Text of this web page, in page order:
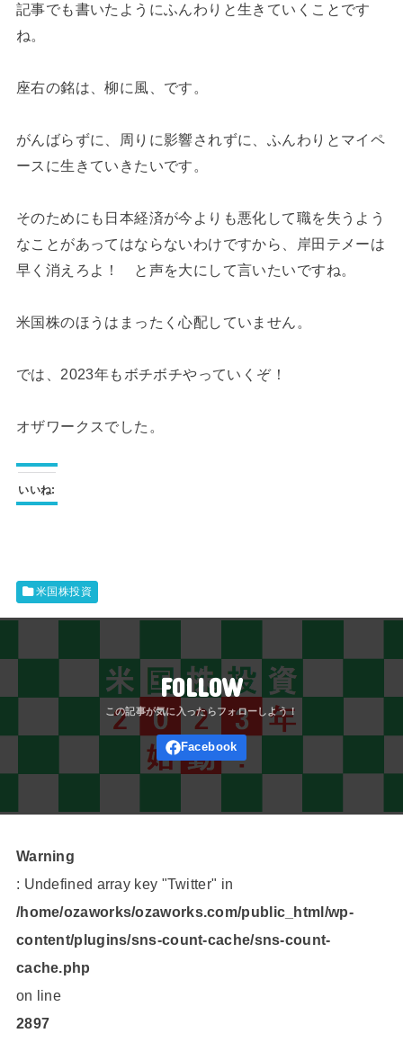
記事でも書いたようにふんわりと生きていくことです
ね。
座右の銘は、柳に風、です。
がんばらずに、周りに影響されずに、ふんわりとマイペ
ースに生きていきたいです。
そのためにも日本経済が今よりも悪化して職を失うよう
なことがあってはならないわけですから、岸田テメーは
早く消えろよ！ と声を大にして言いたいですね。
米国株のほうはまったく心配していません。
では、2023年もボチボチやっていくぞ！
オザワークスでした。
いいね:
米国株投資
FOLLOW
Warning
: Undefined array key "Twitter" in
/home/ozaworks/ozaworks.com/public_html/wp-
content/plugins/sns-count-cache/sns-count-
cache.php
on line
2897